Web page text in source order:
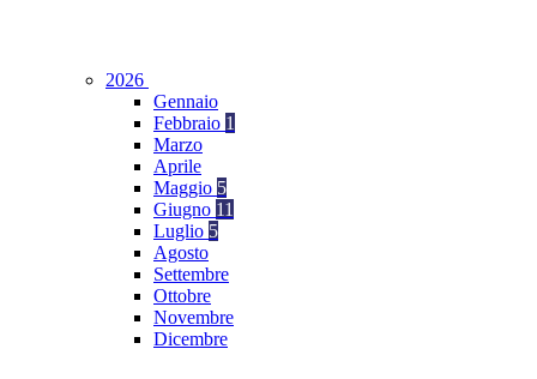
2026
Gennaio
Febbraio 1
Marzo
Aprile
Maggio 5
Giugno 11
Luglio 5
Agosto
Settembre
Ottobre
Novembre
Dicembre